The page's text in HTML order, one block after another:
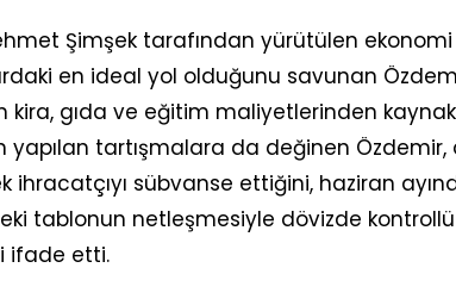
Şimşek tarafından yürütülen ekonomi
en ideal yol olduğunu savunan
kira, gıda ve eğitim maliyetlerinden
yapılan tartışmalara da değinen
ihracatçıyı sübvanse ettiğini, haziran
tablonun netleşmesiyle dövizde
ifade etti.